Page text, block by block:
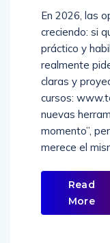
En 2026, las
creciendo: si
práctico y
realmente
claras y
cursos:
nuevas
momento”,
Read
More